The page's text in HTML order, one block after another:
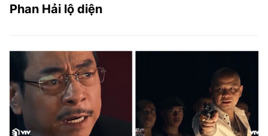
Hotline: 0981.119.189
MẠNG XÃ HỘI
Phan Hải lộ diện